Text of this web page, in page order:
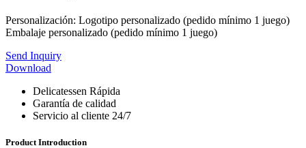
Personalización: Logotipo personalizado (pedido mínimo 1 juego)
Embalaje personalizado (pedido mínimo 1 juego)
Send Inquiry
Download
Delicatessen Rápida
Garantía de calidad
Servicio al cliente 24/7
Product Introduction